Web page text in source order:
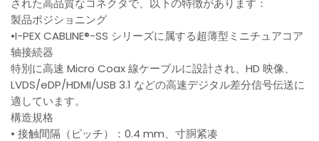
された高品質なコネクタで、以下の特徴があります：
製品ポジショニング
•I-PEX CABLINE®-SS シリーズに属する超薄型ミニチュアコア
轴接続器
特別に高速 Micro Coax 線ケーブルに設計され、HD 映像、
LVDS/eDP/HDMI/USB 3.1 などの高速デジタル差分信号伝送に
適しています。
構造規格
• 接触間隔（ピッチ）：0.4 mm、寸胴紧凑